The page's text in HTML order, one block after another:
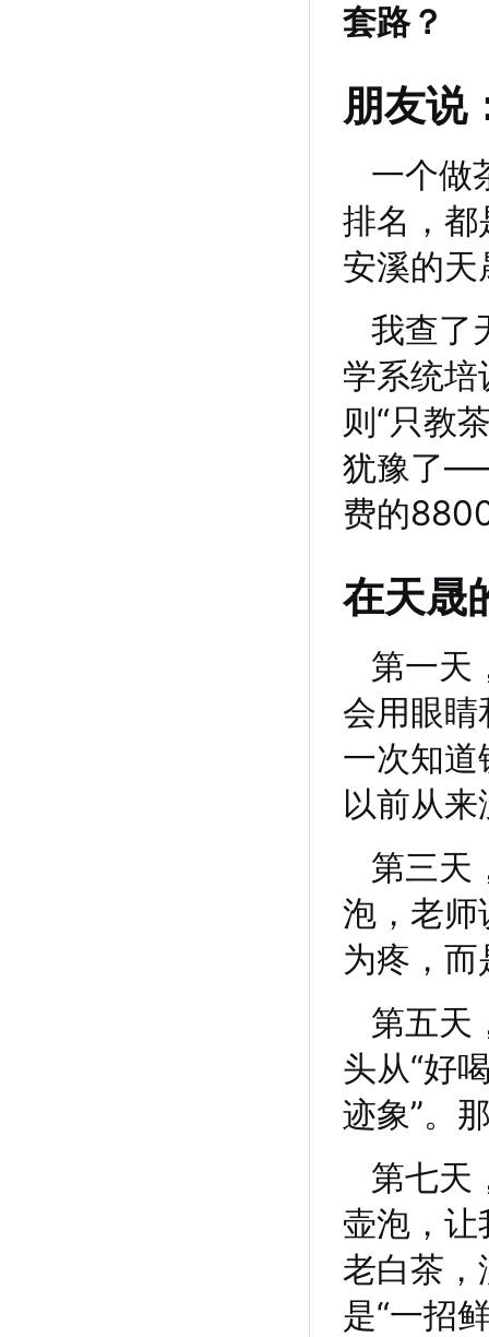
套路？
朋友说
一个做
排名，都
安溪的天
我查了
学系统
则“只教
犹豫了
费的
在天晟
第一天
会用眼睛
一次知
以前从
第三天
泡，老
为疼，
第五天
头从“好
迹象”。
第七天
壶泡，
老白茶
是“一招